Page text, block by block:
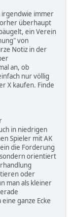
irgendwie immer
überhaupt
ein Verein
von
Notiz in der
an, ob
nur völlig
X kaufen. Finde
in niedrigen
Spieler mit AK
die Forderung
orientiert
oder
man als kleiner
ganze Ecke